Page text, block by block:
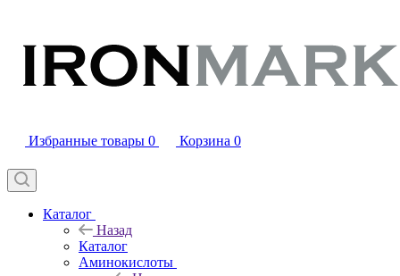
Избранные товары 0 Корзина 0
Каталог
Назад
Каталог
Аминокислоты